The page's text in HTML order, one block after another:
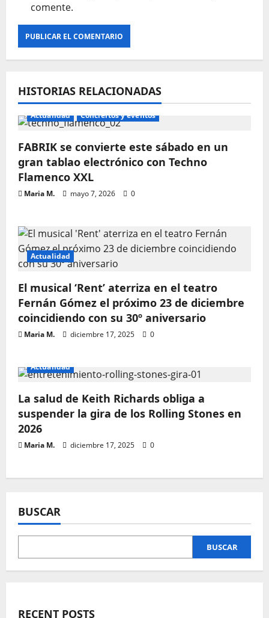
comente.
HISTORIAS RELACIONADAS
Actualidad Conciertos y eventos
FABRIK se convierte este sábado en un
gran tablao electrónico con Techno
Flamenco XXL
Maria M. mayo 7, 2026 0
Actualidad
El musical ‘Rent’ aterriza en el teatro
Fernán Gómez el próximo 23 de diciembre
coincidiendo con su 30º aniversario
Maria M. diciembre 17, 2025 0
Actualidad
La salud de Keith Richards obliga a
suspender la gira de los Rolling Stones en
2026
Maria M. diciembre 17, 2025 0
BUSCAR
BUSCAR
RECENT POSTS